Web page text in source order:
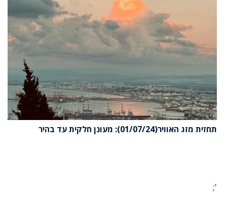
תחזית מזג האוויר(01/07/24): מעונן חלקית עד בהיר
';